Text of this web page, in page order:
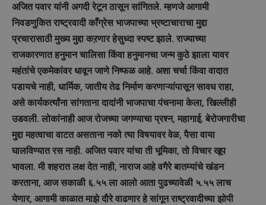
अजित पवार यांनी अगदी रेटून ठासून सांगितले. म्हणजे आगामी
निवडणुकित राष्ट्रवादी काँग्रेस भाजपाच्या भ्रष्टाचाराचा मुद्दा
प्रचारासाठी मुख्य मुद्दा कऱणार हेसुध्दा स्पष्ट झाले. राज्याच्या
राजकारणात हनुमान चालिसा किंवा हनुमानचा जन्म कुठे झाला यावर
महंतांचे एकमेकांवर धावून जाणे निष्फळ आहे. अशा चर्चा किंवा वादात
पडायचे नाही, धार्मिक, जातीय तेढ निर्माण करणाऱ्यांपासून सावध राहा,
असे कार्यकर्त्यांना सांगताना दादांनी भाजपाचा पंचनामा केला, खिल्लीही
उडवली. लोकांनाही आज रोजच्या जगण्याचा प्रश्न, महागाई, बेरोजगारीचा
मुद्दा महत्वाचा वाटत असताना नको त्या विषयावर वेळ, पैसा वाया
घालविण्यात रस नाही. अजित पवार यांचा ती भूमिका, तो विचार खूप
भावला. मी शहरात लक्ष देत नाही, नाराज आहे वगैरे बातम्यांचे खंडन
करताना, आज सकाळी ६.५५ ला आलो आता पुढच्यावेळी ५.५५ लाच
येणार, आगामी काळात माझे दौरे वाढणार हे सांगून राष्ट्रवादीच्या झोपी